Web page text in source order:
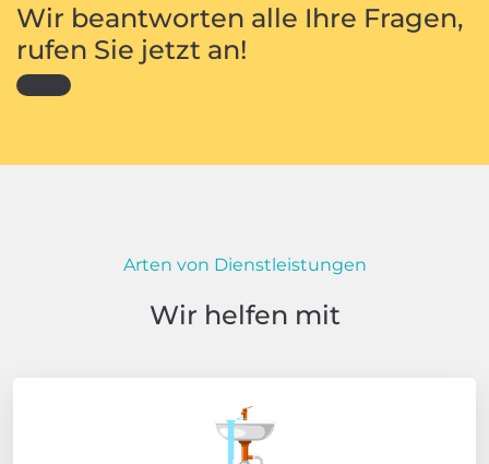
Wir beantworten alle Ihre Fragen,
rufen Sie jetzt an!
Arten von Dienstleistungen
Wir helfen mit